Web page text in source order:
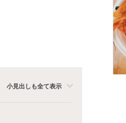
小見出しも全て表示